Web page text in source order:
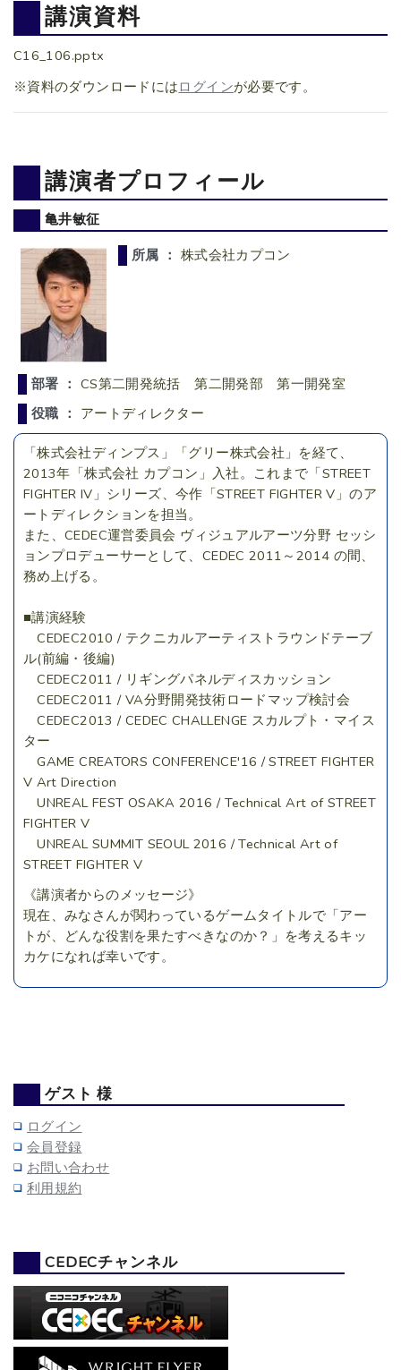
講演資料
C16_106.pptx
※資料のダウンロードには ログインが必要です。
講演者プロフィール
亀井敏征
所属 ： 株式会社カプコン
部署 ： CS第二開発統括 第二開発部 第一開発室
役職 ： アートディレクター
「株式会社ディンプス」「グリー株式会社」を経て、
2013年「株式会社 カプコン」入社。これまで「STREET
FIGHTER IV」シリーズ、今作「STREET FIGHTER V」のア
ートディレクションを担当。
また、CEDEC運営委員会 ヴィジュアルアーツ分野 セッシ
ョンプロデューサーとして、CEDEC 2011～2014 の間、
務め上げる。
■講演経験
CEDEC2010 / テクニカルアーティストラウンドテーブ
ル(前編・後編)
CEDEC2011 / リギングパネルディスカッション
CEDEC2011 / VA分野開発技術ロードマップ検討会
CEDEC2013 / CEDEC CHALLENGE スカルプト・マイス
ター
GAME CREATORS CONFERENCE'16 / STREET FIGHTER
V Art Direction
UNREAL FEST OSAKA 2016 / Technical Art of STREET
FIGHTER V
UNREAL SUMMIT SEOUL 2016 / Technical Art of
STREET FIGHTER V
《講演者からのメッセージ》
現在、みなさんが関わっているゲームタイトルで「アー
トが、どんな役割を果たすべきなのか？」を考えるキッ
カケになれば幸いです。
ゲスト 様
ログイン
会員登録
お問い合わせ
利用規約
CEDECチャンネル